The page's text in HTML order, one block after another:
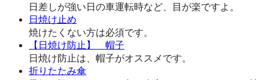
日差しが強い日の車運転時など、目が楽ですよ。
日焼け止め
焼けたくない方は必須です。
【日焼け防止】 帽子
日焼け防止は、帽子がオススメです。
折りたたみ傘